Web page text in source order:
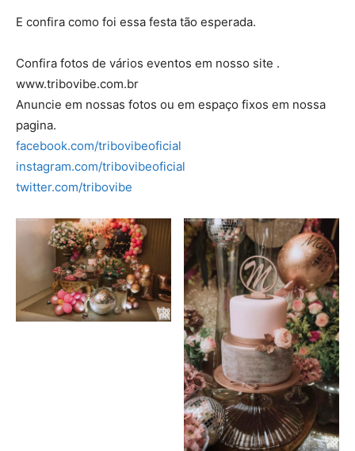
E confira como foi essa festa tão esperada.
Confira fotos de vários eventos em nosso site .
www.tribovibe.com.br
Anuncie em nossas fotos ou em espaço fixos em nossa
pagina.
facebook.com/tribovibeoficial
instagram.com/tribovibeoficial
twitter.com/tribovibe